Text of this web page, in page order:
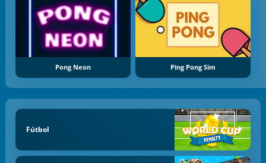
Pong Neon Ping Pong Sim
Fútbol